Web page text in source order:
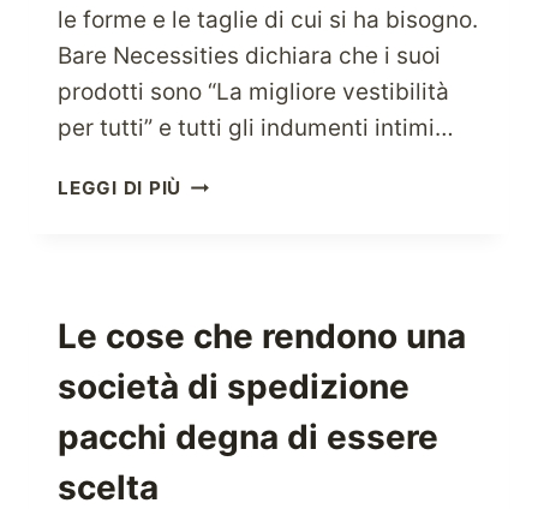
le forme e le taglie di cui si ha bisogno.
Bare Necessities dichiara che i suoi
prodotti sono “La migliore vestibilità
per tutti” e tutti gli indumenti intimi…
LEGGI DI PIÙ DIVENTA
ORA
Le cose che rendono una
società di spedizione
pacchi degna di essere
scelta